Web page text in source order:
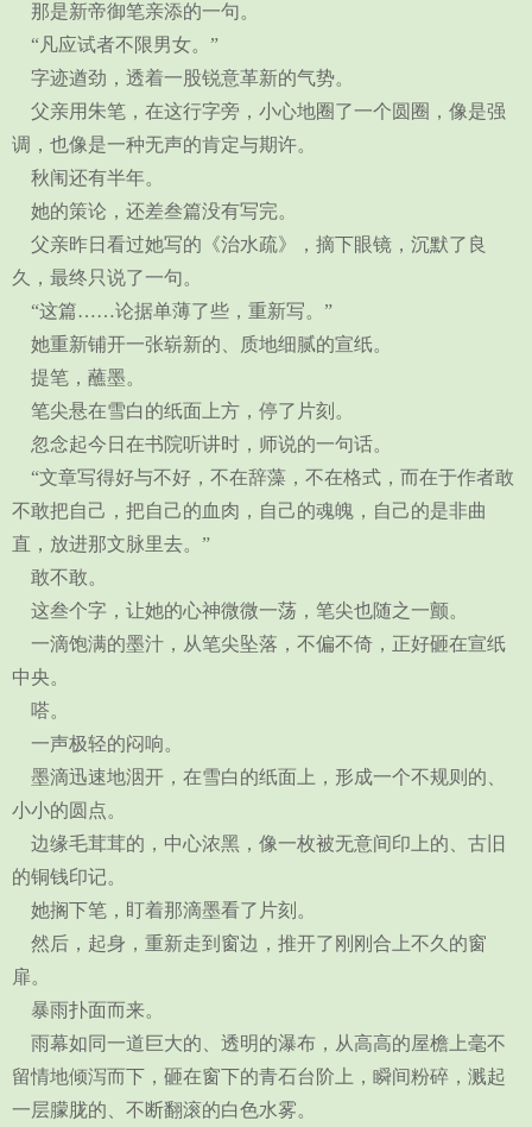
那是新帝御笔亲添的一句。
“凡应试者不限男女。”
字迹遒劲，透着一股锐意革新的气势。
父亲用朱笔，在这行字旁，小心地圈了一个圆圈，像是强
调，也像是一种无声的肯定与期许。
秋闱还有半年。
她的策论，还差叁篇没有写完。
父亲昨日看过她写的《治水疏》，摘下眼镜，沉默了良
久，最终只说了一句。
“这篇……论据单薄了些，重新写。”
她重新铺开一张崭新的、质地细腻的宣纸。
提笔，蘸墨。
笔尖悬在雪白的纸面上方，停了片刻。
忽念起今日在书院听讲时，师说的一句话。
“文章写得好与不好，不在辞藻，不在格式，而在于作者敢
不敢把自己，把自己的血肉，自己的魂魄，自己的是非曲
直，放进那文脉里去。”
敢不敢。
这叁个字，让她的心神微微一荡，笔尖也随之一颤。
一滴饱满的墨汁，从笔尖坠落，不偏不倚，正好砸在宣纸
中央。
嗒。
一声极轻的闷响。
墨滴迅速地洇开，在雪白的纸面上，形成一个不规则的、
小小的圆点。
边缘毛茸茸的，中心浓黑，像一枚被无意间印上的、古旧
的铜钱印记。
她搁下笔，盯着那滴墨看了片刻。
然后，起身，重新走到窗边，推开了刚刚合上不久的窗
扉。
暴雨扑面而来。
雨幕如同一道巨大的、透明的瀑布，从高高的屋檐上毫不
留情地倾泻而下，砸在窗下的青石台阶上，瞬间粉碎，溅起
一层朦胧的、不断翻滚的白色水雾。